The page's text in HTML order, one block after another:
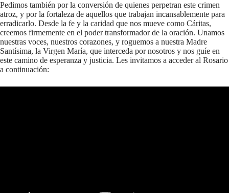
Pedimos también por la conversión de quienes perpetran este crimen
atroz, y por la fortaleza de aquellos que trabajan incansablemente para
erradicarlo. Desde la fe y la caridad que nos mueve como Cáritas,
creemos firmemente en el poder transformador de la oración. Unamos
nuestras voces, nuestros corazones, y roguemos a nuestra Madre
Santísima, la Virgen María, que interceda por nosotros y nos guíe en
este camino de esperanza y justicia. Les invitamos a acceder al Rosario
a continuación: